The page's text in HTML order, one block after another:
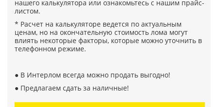
нашего калькулятора или ознакомьтесь с нашим прайс-
листом.
* Расчет на калькуляторе ведется по актуальным
ценам, но на окончательную стоимость лома могут
влиять некоторые факторы, которые можно уточнить в
телефонном режиме.
● В Интерлом всегда можно продать выгодно!
● Предлагаем сдать за наличные!